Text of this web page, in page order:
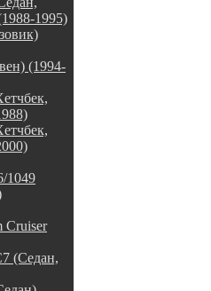
1995)
(1994-
1049
Cruiser
(Седан,